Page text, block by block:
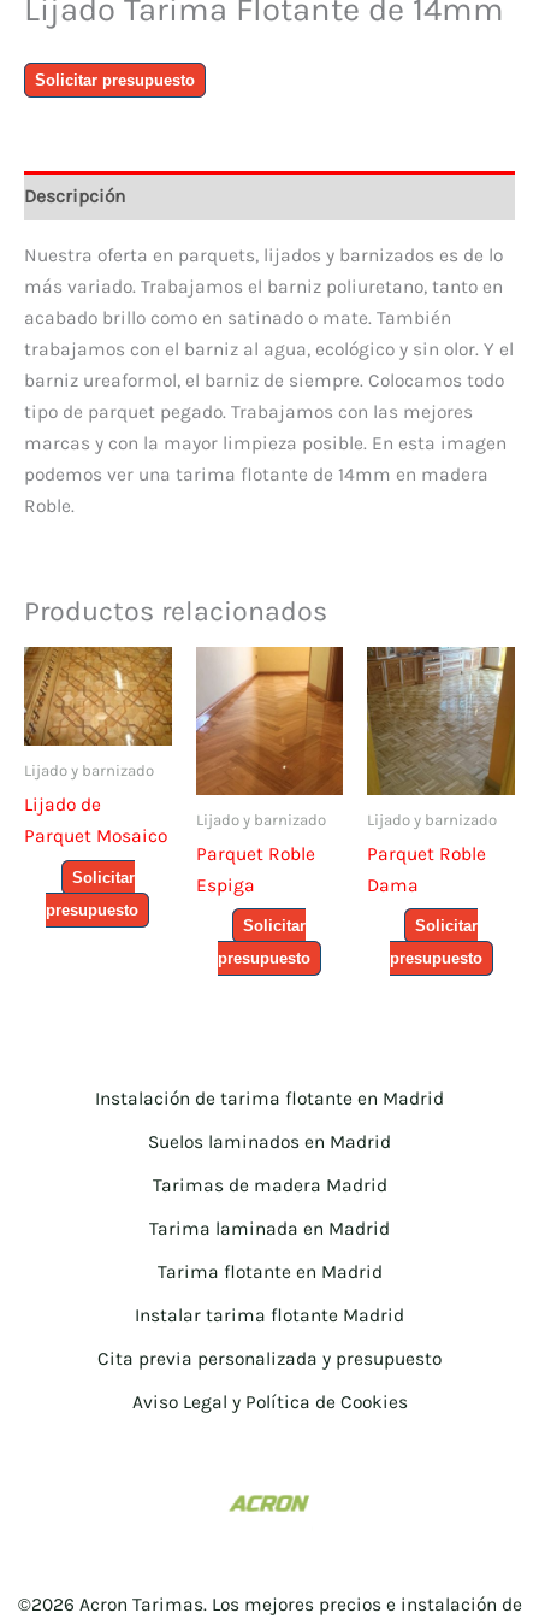
Lijado Tarima Flotante de 14mm
Lijado
Tarima
14mm
cantidad
Solicitar presupuesto
Descripción
Nuestra oferta en parquets, lijados y barnizados es de lo
más variado. Trabajamos el barniz poliuretano, tanto en
acabado brillo como en satinado o mate. También
trabajamos con el barniz al agua, ecológico y sin olor. Y el
barniz ureaformol, el barniz de siempre. Colocamos todo
tipo de parquet pegado. Trabajamos con las mejores
marcas y con la mayor limpieza posible. En esta imagen
podemos ver una tarima flotante de 14mm en madera
Roble.
Productos relacionados
Lijado y barnizado
Lijado de
Parquet Mosaico
Solicitar
presupuesto
Lijado y barnizado
Parquet Roble
Espiga
Solicitar
presupuesto
Lijado y barnizado
Parquet Roble
Dama
Solicitar
presupuesto
Instalación de tarima flotante en Madrid
Suelos laminados en Madrid
Tarimas de madera Madrid
Tarima laminada en Madrid
Tarima flotante en Madrid
Instalar tarima flotante Madrid
Cita previa personalizada y presupuesto
Aviso Legal y Política de Cookies
©2026 Acron Tarimas. Los mejores precios e instalación de